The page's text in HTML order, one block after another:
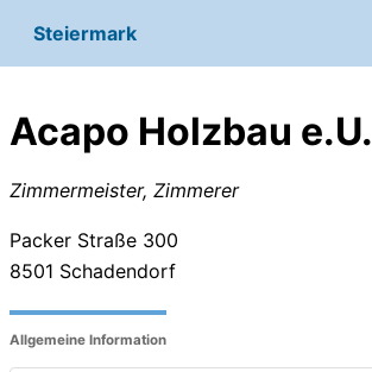
Steiermark
Acapo Holzbau e.U.
Zimmermeister, Zimmerer
Packer Straße 300
8501 Schadendorf
Allgemeine Information